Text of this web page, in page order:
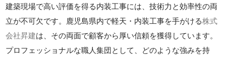
建築現場で高い評価を得る内装工事には、技術力と効率性の両
立が不可欠です。鹿児島県内で軽天・内装工事を手がける株式
会社昇建は、その両面で顧客から厚い信頼を獲得しています。
プロフェッショナルな職人集団として、どのような強みを持